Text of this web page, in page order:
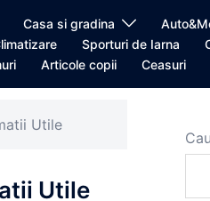
Casa si gradina
Sporturi de Iarna
Articole copii Ceasuri
Utile
Utile